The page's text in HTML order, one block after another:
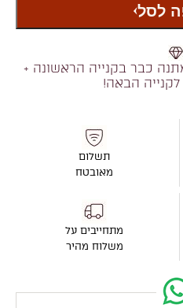
לסל
כבר בקנייה הראשונה +
הבאה!
תשלום
מאובטח
מתחייבים על
משלוח מהיר